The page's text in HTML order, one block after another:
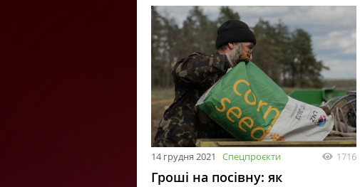
14 грудня 2021 Спецпроєкти 1716
Гроші на посівну: як